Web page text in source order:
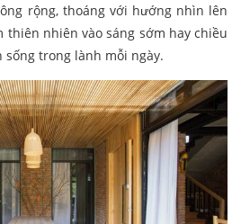
rộng, thoáng với hướng nhìn lên
thiên nhiên vào sáng sớm hay chiều
trong lành mỗi ngày.